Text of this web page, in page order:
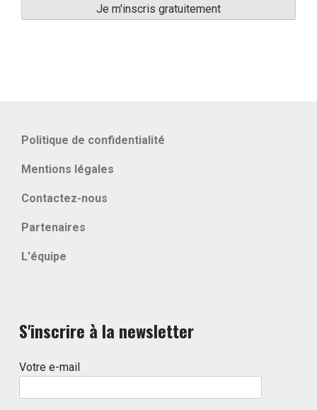
Politique de confidentialité
Mentions légales
Contactez-nous
Partenaires
L'équipe
S'inscrire à la newsletter
Votre e-mail